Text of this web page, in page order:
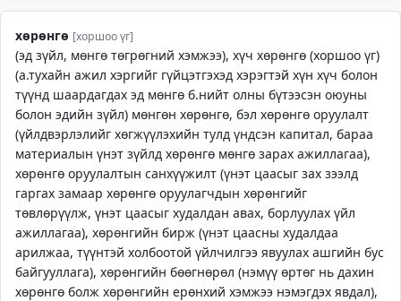
хөрөнгө [хоршоо үг]
(эд зүйл, мөнгө төгрөгний хэмжээ), хүч хөрөнгө (хоршоо үг)
(а.тухайн ажил хэргийг гүйцэтгэхэд хэрэгтэй хүн хүч болон
түүнд шаардагдах эд мөнгө б.нийт олны бүтээсэн оюуны
болон эдийн зүйл) мөнгөн хөрөнгө, бэл хөрөнгө оруулалт
(үйлдвэрлэлийг хөгжүүлэхийн тулд үндсэн капитал, бараа
материалын үнэт зүйлд хөрөнгө мөнгө зарах ажиллагаа),
хөрөнгө оруулалтын санхүүжилт (үнэт цаасыг зах зээлд
гаргах замаар хөрөнгө оруулагчдын хөрөнгийг
төвлөрүүлж, үнэт цаасыг худалдан авах, борлуулах үйл
ажиллагаа), хөрөнгийн бирж (үнэт цаасны худалдаа
арилжаа, түүнтэй холбоотой үйлчилгээ явуулах ашгийн бус
байгууллага), хөрөнгийн бөөгнөрөл (нэмүү өртөг нь дахин
хөрөнгө болж хөрөнгийн ерөнхий хэмжээ нэмэгдэх явдал),